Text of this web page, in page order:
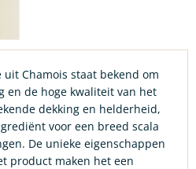
Chamois staat bekend om
en de hoge kwaliteit van het
dekking en helderheid,
voor een breed scala
De unieke eigenschappen
product maken het een